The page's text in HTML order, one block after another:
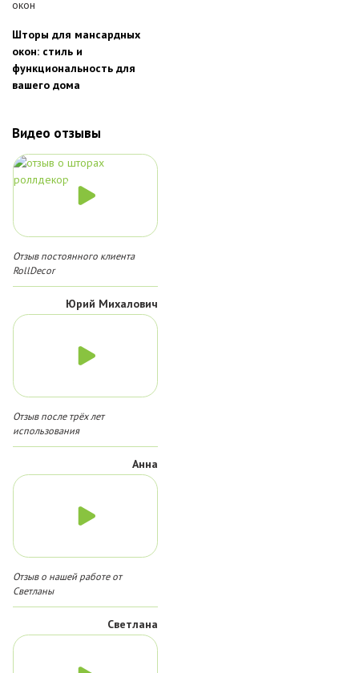
Шторы для мансардных
окон: стиль и
функциональность для
вашего дома
Видео отзывы
Отзыв постоянного клиента
RollDecor
Юрий Михалович
Отзыв после трёх лет
использования
Анна
Отзыв о нашей работе от
Светланы
Светлана